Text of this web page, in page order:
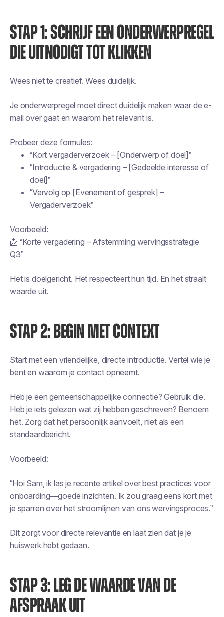
STAP 1: SCHRIJF EEN ONDERWERPREGEL
DIE UITNODIGT TOT KLIKKEN
Wees niet te creatief. Wees duidelijk.
Je onderwerpregel moet direct duidelijk maken waar de e-
mail over gaat en waarom het relevant is.
Probeer deze formules:
“Kort vergaderverzoek – [Onderwerp of doel]”
“Introductie & vergadering – [Gedeelde interesse of
doel]”
“Vervolg op [Evenement of gesprek] –
Vergaderverzoek”
Voorbeeld:
📩 “Korte vergadering – Afstemming wervingsstrategie
Q3”
Het is doelgericht. Het respecteert hun tijd. En het straalt
waarde uit.
STAP 2: BEGIN MET CONTEXT
Start met een vriendelijke, directe introductie. Vertel wie je
bent en waarom je contact opneemt.
Heb je een gemeenschappelijke connectie? Gebruik die.
Heb je iets gelezen wat zij hebben geschreven? Benoem
het. Zorg dat het persoonlijk aanvoelt, niet als een
standaardbericht.
Voorbeeld:
“Hoi Sam, ik las je recente artikel over best practices voor
onboarding—goede inzichten. Ik zou graag eens kort met
je sparren over het stroomlijnen van ons wervingsproces.”
Dit zorgt voor directe relevantie en laat zien dat je je
huiswerk hebt gedaan.
STAP 3: LEG DE WAARDE VAN DE
AFSPRAAK UIT